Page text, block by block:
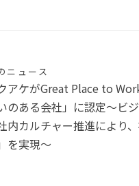
ニュース
アケがGreat Place to
のある会社」に認定〜ビ
内カルチャー推進により
を実現〜